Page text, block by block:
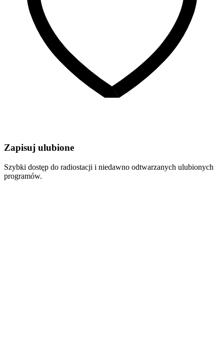
Zapisuj ulubione
Szybki dostęp do radiostacji i niedawno odtwarzanych ulubionych
programów.